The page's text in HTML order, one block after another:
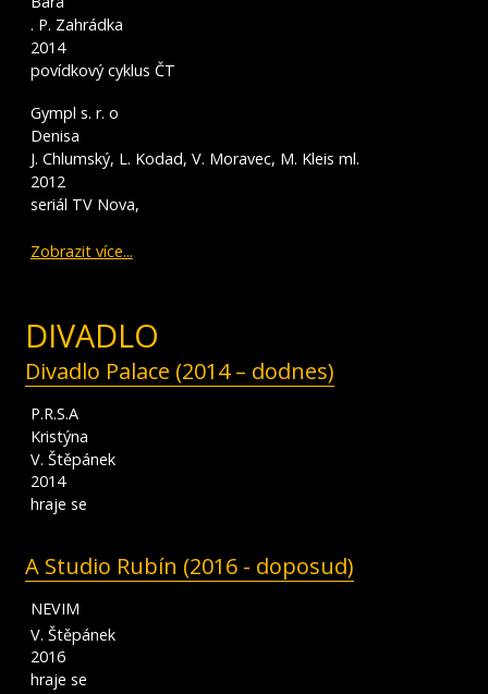
. P. Zahrádka
2014
povídkový cyklus ČT
Gympl s. r. o
Denisa
J. Chlumský, L. Kodad, V. Moravec, M. Kleis ml.
2012
seriál TV Nova,
Zobrazit více...
DIVADLO
Divadlo Palace (2014 – dodnes)
P.R.S.A
Kristýna
V. Štěpánek
2014
hraje se
A Studio Rubín (2016 - doposud)
NEVIM
V. Štěpánek
2016
hraje se